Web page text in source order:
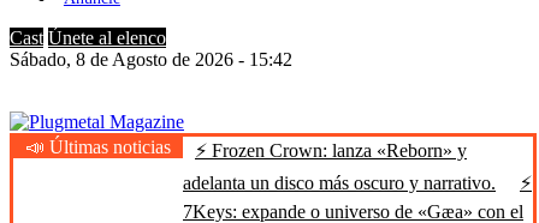
Cast Únete al elenco
Sábado, 8 de Agosto de 2026 - 15:42
Plugmetal Magazine
Heavy Metal is Life
📣 Últimas noticias
⚡ Frozen Crown: lanza «Reborn» y
adelanta un disco más oscuro y narrativo.
⚡
7Keys: expande o universo de «Gæa» con el